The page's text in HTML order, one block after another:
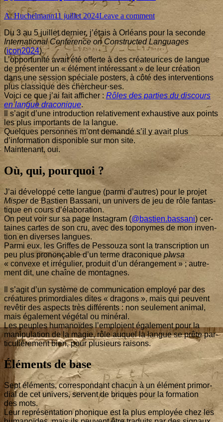
Author
A. HuchelmannPublished
on
11 juillet 2024Leave a commenton
Qu’est-
ce
que
le
draconique ?
Du 3 au 5juillet der­nier, j’étais à Orléans pour la seconde
Inter­na­tio­nal Confe­rence on Construc­ted Lan­guages
(icon2024).
L’opportunité avait été offerte à des créa­teu­rices de langue
de pré­sen­ter un « élé­ment inté­res­sant » de leur créa­tion
dans une ses­sion spé­ciale pos­ters, à côté des inter­ven­tions
plus clas­sique des chercheur·ses.
Voi­ci ce que j’ai fait affi­cher : Rôles des par­ties du dis­cours
en langue dra­co­nique.
Il s’agit d’une intro­duc­tion rela­ti­ve­ment exhaus­tive aux points
les plus impor­tants de la langue.
Quelques per­sonnes m’ont deman­dé s’il y avait plus
d’information dis­po­nible sur mon site.
Main­te­nant, oui.
Où, qui, pourquoi ?
J’ai déve­lop­pé cette langue (par­mi d’autres) pour le pro­jet
Mis­perde Bas­tien Bas­sa­ni, un uni­vers de jeu de rôle fan­tas­
tique en cours d’élaboration.
On peut voir sur sa page Ins­ta­gram (@bastien.bassani) cer­
taines cartes de son cru, avec des topo­nymes de mon inven­
tion en diverses langues.
Par­mi eux, les Griffes de Pes­sou­za sont la trans­crip­tion un
peu plus pro­non­çable d’un terme dra­co­niquepʇw­sa
« convexe et irré­gu­lier, pro­duit d’un déran­ge­ment » ; autre­
ment dit, une chaîne de montagnes.
Il s’agit d’un sys­tème de com­mu­ni­ca­tion employé par des
créa­tures pri­mor­diales dites « dra­gons », mais qui peuvent
revê­tir des aspects très dif­fé­rents : non seule­ment ani­mal,
mais éga­le­ment végé­tal ou minéral.
Les peuples huma­noïdes l’emploient éga­le­ment pour la
mani­pu­la­tion de la magie, rôle auquel la langue se prête par­
ti­cu­liè­re­ment bien, pour plu­sieurs raisons.
Éléments de base
Sept élé­ments, cor­res­pon­dant cha­cun à un élé­ment pri­mor­
dial de cet uni­vers, servent de briques pour la for­ma­tion
des mots.
Leur repré­sen­ta­tion pho­nique est la plus employée chez les